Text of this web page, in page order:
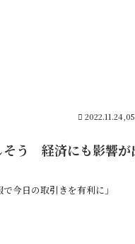
そう 経済にも影響が
今日の取引きを有利に」